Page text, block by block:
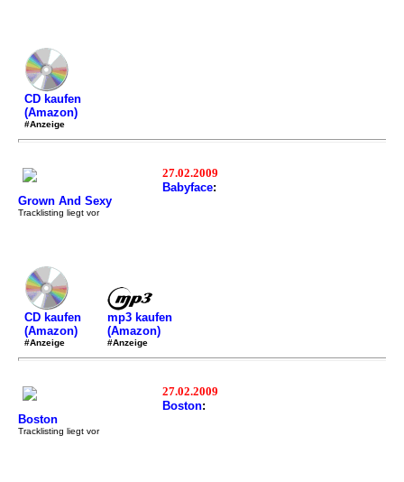
CD kaufen
(Amazon)
#Anzeige
27.02.2009
Babyface:
Grown And Sexy
Tracklisting liegt vor
CD kaufen
(Amazon)
#Anzeige
mp3 kaufen
(Amazon)
#Anzeige
27.02.2009
Boston:
Boston
Tracklisting liegt vor